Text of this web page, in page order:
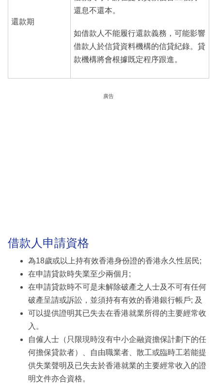
還款期
還息不還本。
如借款人不能履行還款義務，可能影響
借款人於信貸資料機構的信貸紀錄。貸
款機構將會根據既定程序跟進。
廣告
借款人申請資格
為18歲或以上持有效香港身份證的香港永久性居民;
在申請貸款時失業至少兩個月;
在申請貸款時不可是未解除破產之人士及不可有任何
破產呈請或訴訟，並須持有有效的香港銀行帳戶; 及
可以提供證明其已失去在香港就業所得的主要經常收
入。
自僱人士（只限現時沒有中小企融資擔保計劃下的任
何擔保貸款者）、自由職業者、散工或臨時工若能提
供失業聲明及已失去於香港就業的主要經常收入的證
明文件亦合資格。